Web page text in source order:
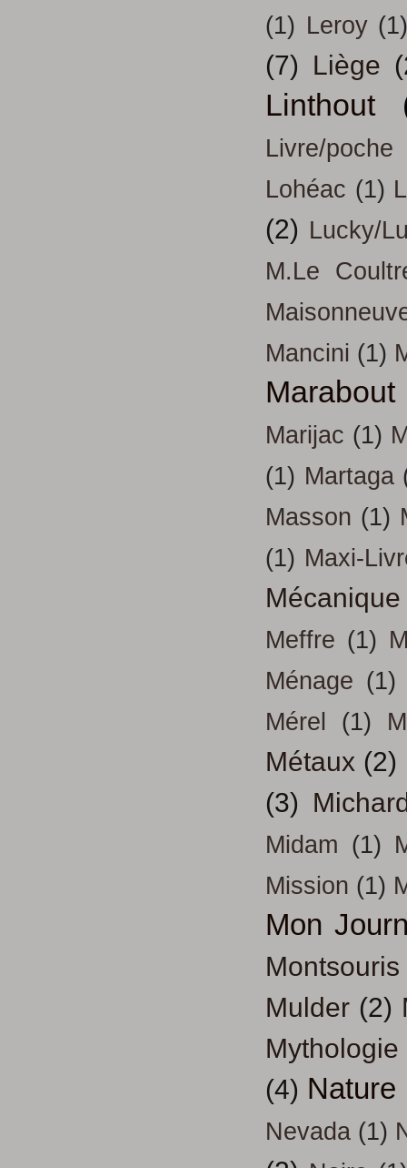
(1) Leroy
(7) Liège
Linthout
Livre/poche
Lohéac (1)
(2) Lucky/
M.Le
Mancini (1)
Marabout
Marijac (1)
(1) Martaga
Masson (1)
(1) Maxi-
Mécanique
Meffre (1)
Ménage (1)
Mérel
(1)
Métaux (2)
(3)
Midam (1)
Mission (1)
Mon
Montsouris
Mulder (2)
Mythologie
(4) Nature
Nevada (1)